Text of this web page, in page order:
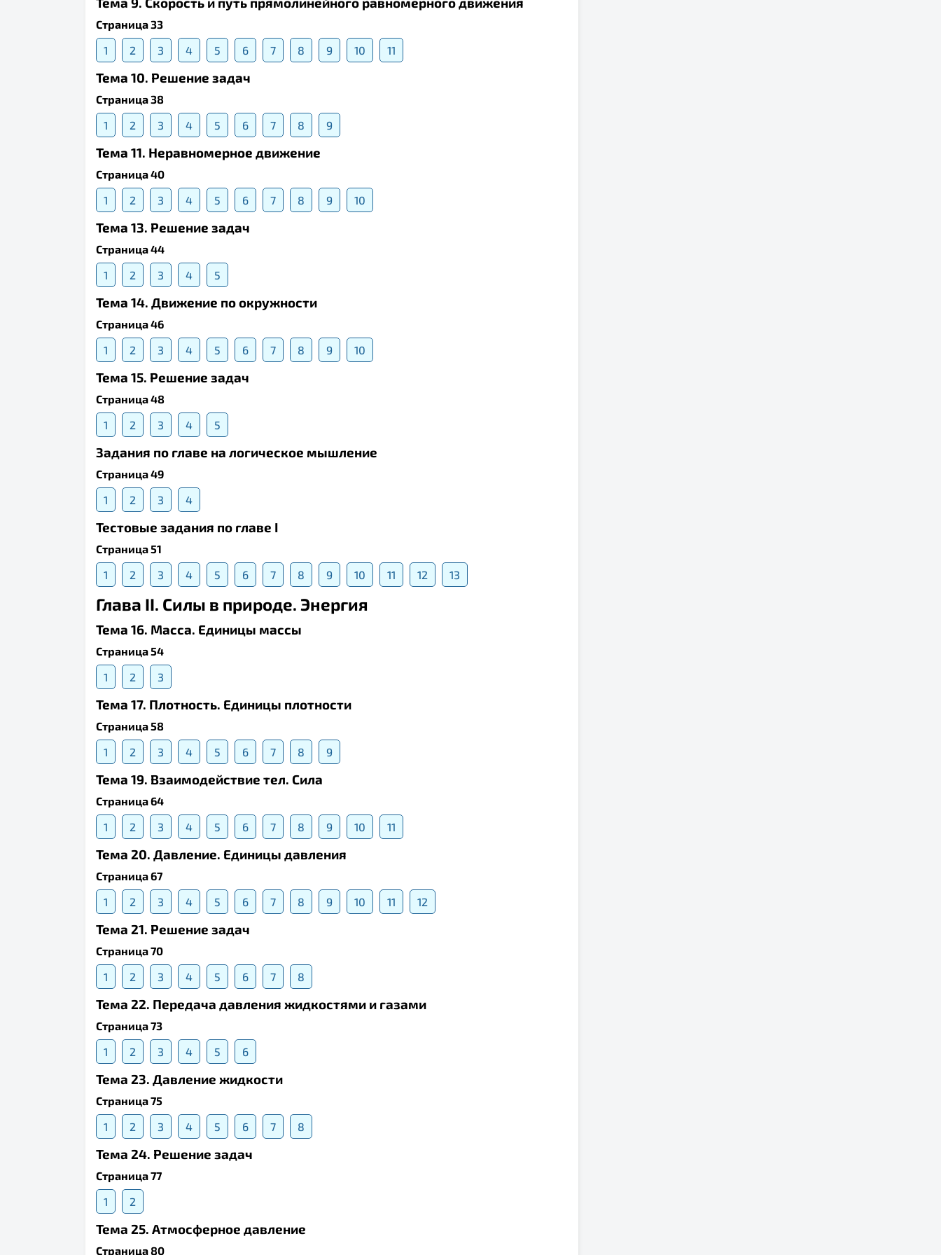
Страница 33
1
2 3 4 5 6 7 8 9 10 11
Тема 10. Решение задач
Страница 38
1
2 3 4 5 6 7 8 9
Тема 11. Неравномерное движение
Страница 40
1
2 3 4 5 6 7 8 9 10
Тема 13. Решение задач
Страница 44
1
2 3 4 5
Тема 14. Движение по окружности
Страница 46
1
2 3 4 5 6 7 8 9 10
Тема 15. Решение задач
Страница 48
1
2 3 4 5
Задания по главе на логическое мышление
Страница 49
1
2 3 4
Тестовые задания по главе I
Страница 51
1
2 3 4 5 6 7 8 9 10 11 12 13
Глава II. Силы в природе. Энергия
Тема 16. Масса. Единицы массы
Страница 54
1
2 3
Тема 17. Плотность. Единицы плотности
Страница 58
1
2 3 4 5 6 7 8 9
Тема 19. Взаимодействие тел. Сила
Страница 64
1
2 3 4 5 6 7 8 9 10 11
Тема 20. Давление. Единицы давления
Страница 67
1
2 3 4 5 6 7 8 9 10 11 12
Тема 21. Решение задач
Страница 70
1
2 3 4 5 6 7 8
Тема 22. Передача давления жидкостями и газами
Страница 73
1
2 3 4 5 6
Тема 23. Давление жидкости
Страница 75
1
2 3 4 5 6 7 8
Тема 24. Решение задач
Страница 77
1
2
Тема 25. Атмосферное давление
Страница 80